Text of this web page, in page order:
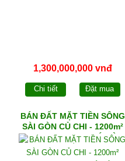
1,300,000,000 vnđ
Chi tiết Đặt mua
BÁN ĐẤT MẶT TIỀN SÔNG
SÀI GÒN CỦ CHI - 1200m²
ngang 22m - xã PHÚ HÒA
ĐÔNG